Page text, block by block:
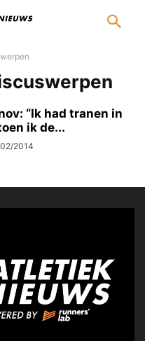
“Ik had tranen in
ik de...
2014